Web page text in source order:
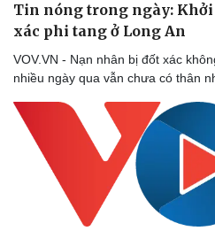
Tin nóng trong ngày: Khởi
xác phi tang ở Long An
VOV.VN - Nạn nhân bị đốt xác
nhiều ngày qua vẫn chưa có thân